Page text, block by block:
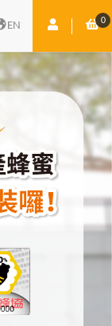
EN 會員中心0
購